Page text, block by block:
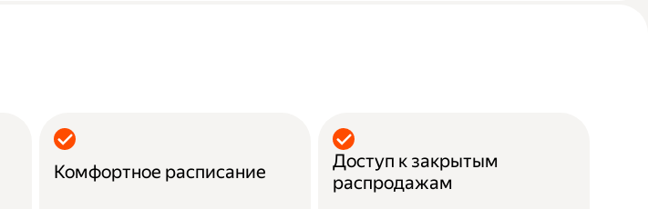
Комфортное расписание
Доступ к закрытым
распродажам